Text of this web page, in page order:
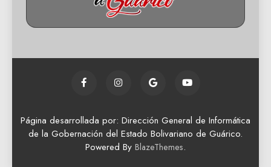
Página desarrollada por: Dirección General de Informática
de la Gobernación del Estado Bolivariano de Guárico.
Powered By BlazeThemes.